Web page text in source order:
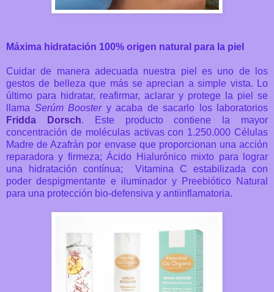
Máxima hidratación 100% origen natural para la piel
Cuidar de manera adecuada nuestra piel es uno de los
gestos de belleza que más se aprecian a simple vista. Lo
último para hidratar, reafirmar, aclarar y protege la piel se
llama Serúm Boostery acaba de sacarlo los laboratorios
Fridda Dorsch. Este producto contiene la mayor
concentración de moléculas activas con 1.250.000 Células
Madre de Azafrán por envase que proporcionan una acción
reparadora y firmeza; Ácido Hialurónico mixto para lograr
una hidratación contínua; Vitamina C estabilizada con
poder despigmentante e iluminador y Preebiótico Natural
para una protección bio-defensiva y antiinflamatoria.